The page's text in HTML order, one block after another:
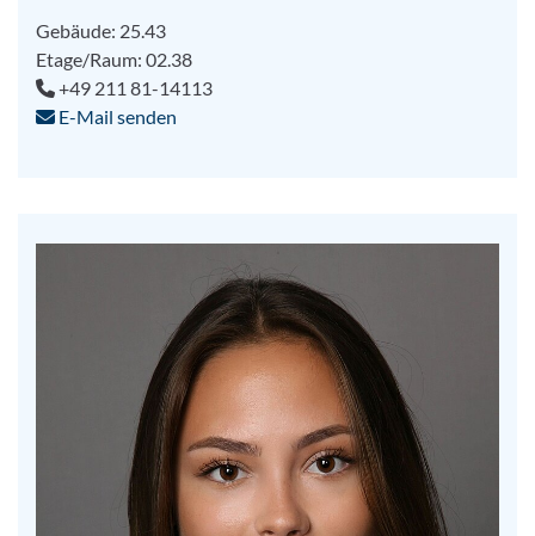
Gebäude: 25.43
Etage/Raum: 02.38
+49 211 81-14113
E-Mail senden